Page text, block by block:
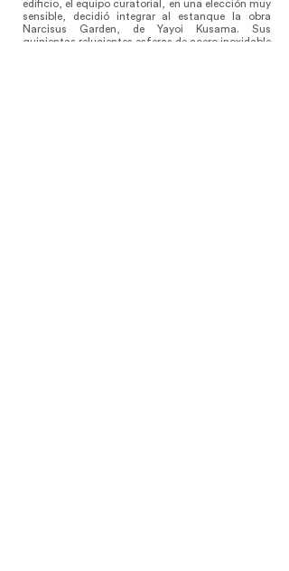
edificio, el equipo curatorial, en una elección muy
sensible, decidió integrar al estanque la obra
Narcisus Garden, de Yayoi Kusama. Sus
quinientas relucientes esferas de acero inoxidable